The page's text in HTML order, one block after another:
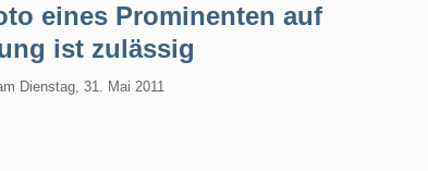
eines Prominenten auf
ist zulässig
Dienstag, 31. Mai 2011